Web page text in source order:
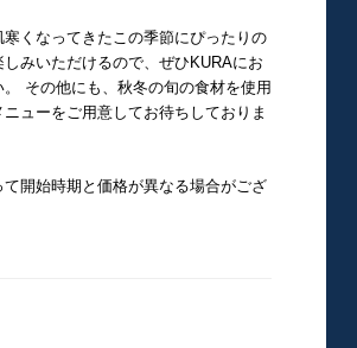
寒くなってきたこの季節にぴったりの
みいただけるので、ぜひKURAにお
。 その他にも、秋冬の旬の食材を使用
ニューをご用意してお待ちしておりま
開始時期と価格が異なる場合がござ